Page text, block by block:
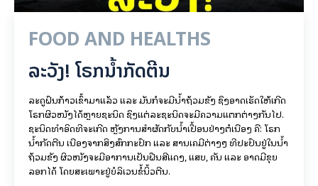
FOOD AND HEALTHS
ລະວັງ! ໂຣກນ້ຳກັດຕີນ
ລະດູຝົນກ້າວເຂົ້າມາແລ້ວ ແລະ ມັນກໍຈະມີນ້ຳຖ້ວມຂັງ ຊຶ່ງອາດເຮັດໃຫ້ເກີດ
ໂຣກຜິວໜັງໄດ້ຫຼາຍຊະນິດ ຊຶ່ງແຕ່ລະຊະນິດຈະມີຄວາມແຕກຕ່າງກັນໄປ.
ຊະນິດທຳອິດທີ່ຈະເກີດ ຫຼັງການສຳຜັດກັບນ້ຳເປື້ອນຢ່າງຕໍ່ເນື່ອງ ຄື: ໂຣກ
ນ້ຳກັດຕີນ ເນື່ອງຈາກສິ່ງສົກກະປົກ ແລະ ສານເຄມີຕ່າງໆ ທີ່ປະປົນຢູ່ໃນນ້ຳ
ຖ້ວມຂັງ ຜິວໜັງຈະມີອາການເປັນຝື່ນສີແດງ, ແສບ, ຄັນ ແລະ ອາດມີຂຸຍ
ລອກໄດ້ ໂດຍສະເພາະຢູ່ບໍລິເວນຂໍ້ນິ້ວຕີນ.